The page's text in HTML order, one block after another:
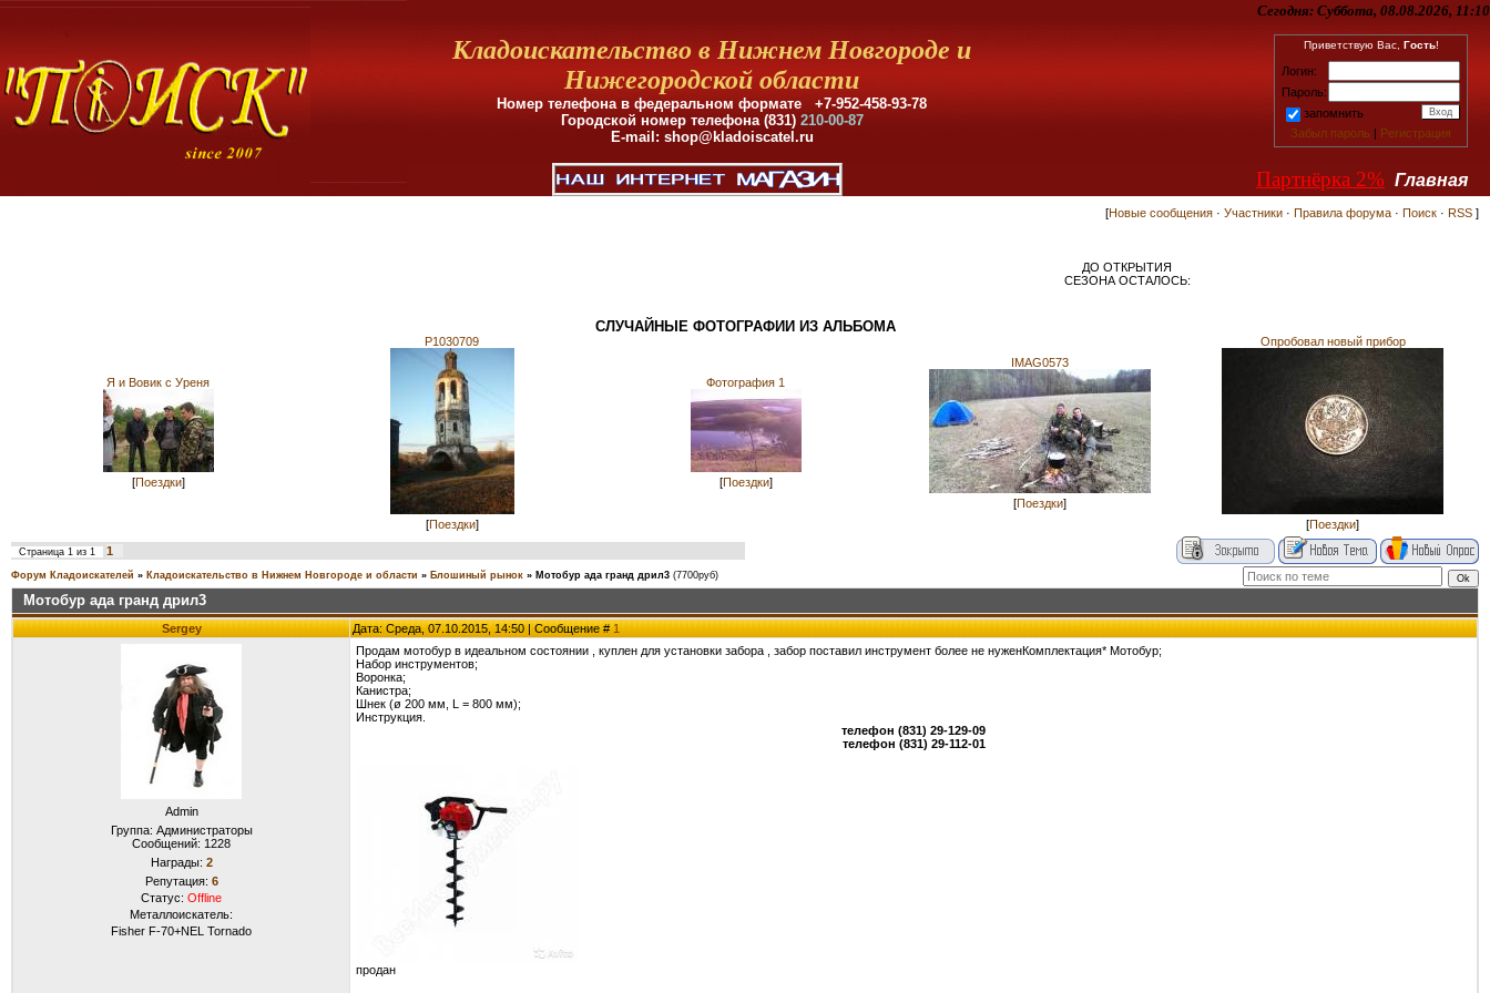
Сегодня: Суббота, 08.08.2026, 11:10
Кладоискательство в Нижнем Новгороде и
Нижегородской области
Номер телефона в федеральном формате +7-952-458-93-78
Городской номер телефона (831) 210-00-87
E-mail: shop@kladoiscatel.ru
Приветствую Вас, Гость!
Логин:
Пароль:
запомнить
Забыл пароль | Регистрация
Партнёрка 2% Главная
[Новые сообщения · Участники · Правила форума · Поиск · RSS ]
ДО ОТКРЫТИЯ
СЕЗОНА ОСТАЛОСЬ:
СЛУЧАЙНЫЕ ФОТОГРАФИИ ИЗ АЛЬБОМА
Я и Вовик с Уреня
[Поездки]
P1030709
[Поездки]
Фотография 1
[Поездки]
IMAG0573
[Поездки]
Опробовал новый прибор
[Поездки]
Страница 1 из 1 1
Форум Кладоискателей » Кладоискательство в Нижнем Новгороде и области » Блошиный рынок » Мотобур ада гранд дрил3 (7700руб)
Мотобур ада гранд дрил3
Sergey Дата: Среда, 07.10.2015, 14:50 | Сообщение #1
Admin
Группа: Администраторы
Сообщений: 1228
Награды: 2
Репутация: 6
Статус: Offline
Металлоискатель:
Fisher F-70+NEL Tornado
Продам мотобур в идеальном состоянии , куплен для установки забора , забор поставил инструмент более не нуженКомплектация* Мотобур;
Набор инструментов;
Воронка;
Канистра;
Шнек (ø 200 мм, L = 800 мм);
Инструкция.
телефон (831) 29-129-09
телефон (831) 29-112-01
продан